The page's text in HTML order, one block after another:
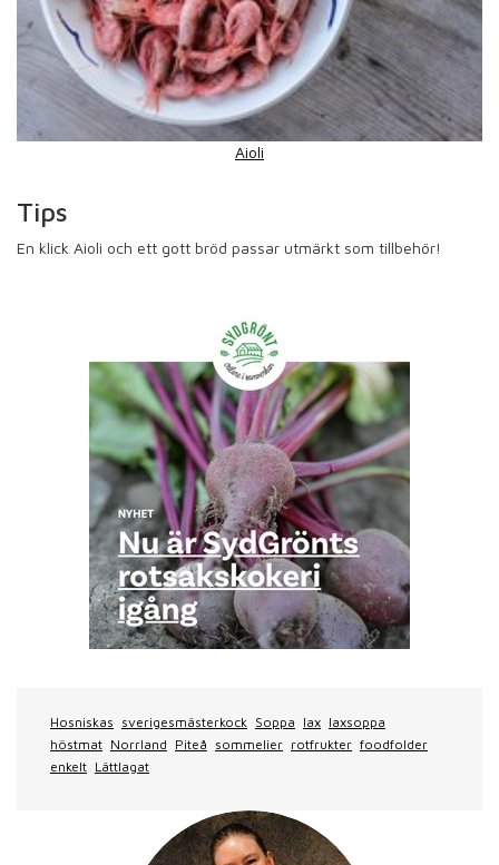
Aioli
Tips
En klick Aioli och ett gott bröd passar utmärkt som tillbehör!
Hosniskas sverigesmästerkock Soppa lax laxsoppa
höstmat Norrland Piteå sommelier rotfrukter foodfolder
enkelt Lättlagat